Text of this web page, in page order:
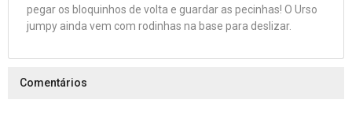
pegar os bloquinhos de volta e guardar as pecinhas! O Urso
jumpy ainda vem com rodinhas na base para deslizar.
Comentários